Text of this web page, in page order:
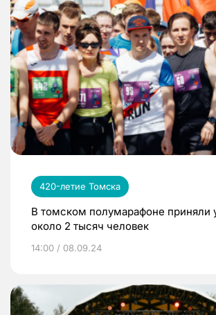
420-летие Томска
В томском полумарафоне приняли
около 2 тысяч человек
14:00 / 08.09.24